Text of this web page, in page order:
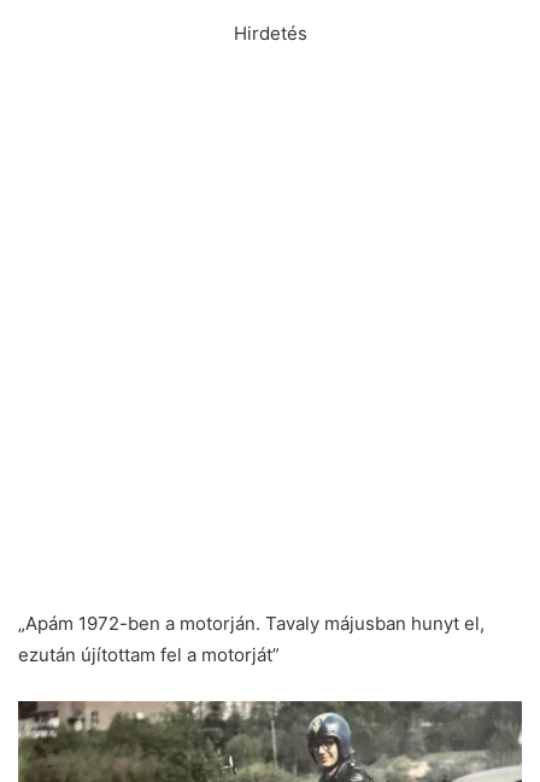
Hirdetés
„Apám 1972-ben a motorján. Tavaly májusban hunyt el,
ezután újítottam fel a motorját”